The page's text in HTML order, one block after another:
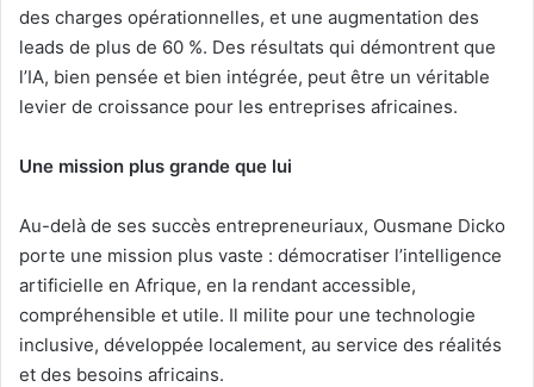
des charges opérationnelles, et une augmentation des
leads de plus de 60 %. Des résultats qui démontrent que
l’IA, bien pensée et bien intégrée, peut être un véritable
levier de croissance pour les entreprises africaines.
Une mission plus grande que lui
Au-delà de ses succès entrepreneuriaux, Ousmane Dicko
porte une mission plus vaste : démocratiser l’intelligence
artificielle en Afrique, en la rendant accessible,
compréhensible et utile. Il milite pour une technologie
inclusive, développée localement, au service des réalités
et des besoins africains.